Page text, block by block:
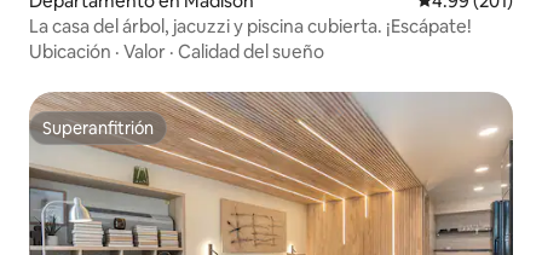
La casa del árbol, jacuzzi y piscina cubierta. ¡Escápate!
Ubicación · Valor · Calidad del sueño
Superanfitrión
Superanfitrión